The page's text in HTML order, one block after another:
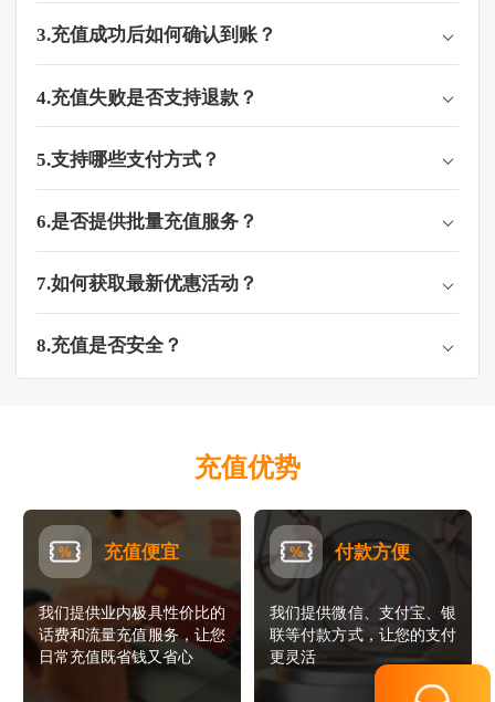
3.充值成功后如何确认到账？
4.充值失败是否支持退款？
5.支持哪些支付方式？
6.是否提供批量充值服务？
7.如何获取最新优惠活动？
8.充值是否安全？
充值优势
充值便宜
我们提供业内极具性价比的
话费和流量充值服务，让您
日常充值既省钱又省心
付款方便
我们提供微信、支付宝、银
联等付款方式，让您的支付
更灵活